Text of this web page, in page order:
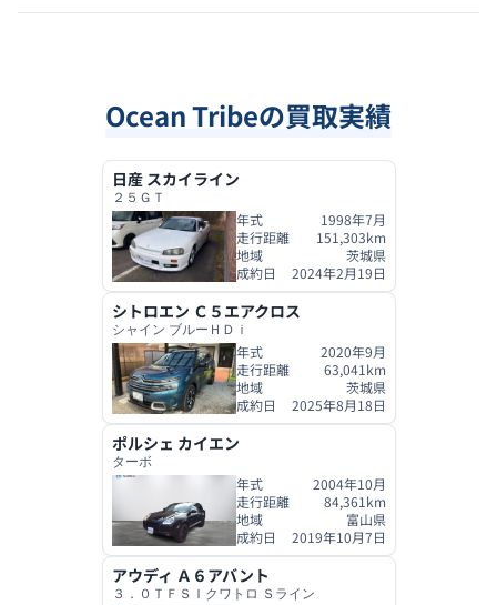
Ocean Tribeの買取実績
日産 スカイライン
２５ＧＴ
年式
1998年7月
走行距離
151,303km
地域
茨城県
成約日
2024年2月19日
シトロエン Ｃ５エアクロス
シャイン ブルーＨＤｉ
年式
2020年9月
走行距離
63,041 km
地域
茨城県
成約日
2025年8月18日
ポルシェ カイエン
ターボ
年式
2004年10月
走行距離
84,361 km
地域
富山県
成約日
2019年10月7日
アウディ Ａ６アバント
３．０ＴＦＳＩクワトロ Ｓライン